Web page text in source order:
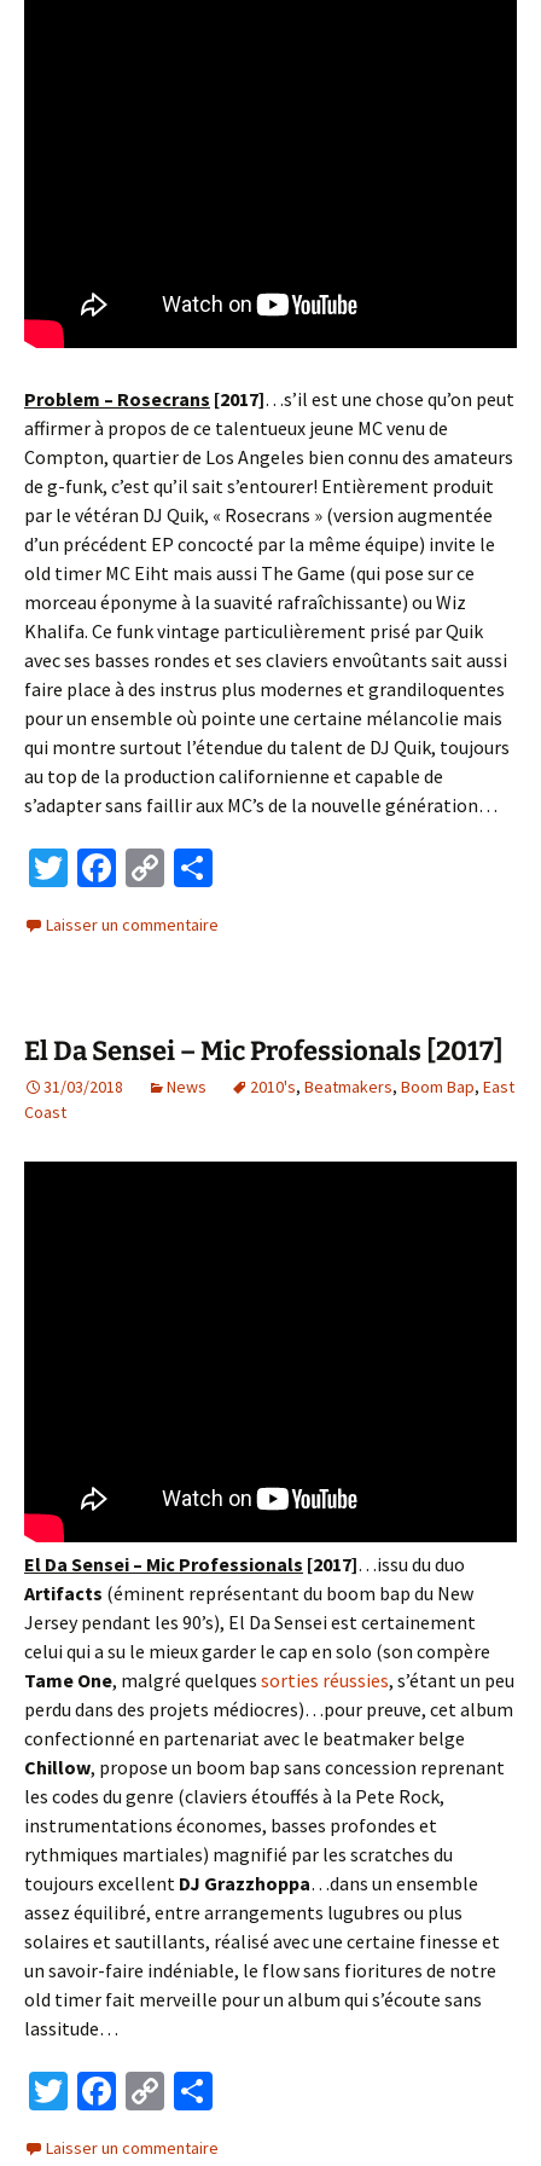
Problem – Rosecrans [2017]…s’il est une chose qu’on peut
affirmer à propos de ce talentueux jeune MC venu de
Compton, quartier de Los Angeles bien connu des amateurs
de g-funk, c’est qu’il sait s’entourer! Entièrement produit
par le vétéran DJ Quik, « Rosecrans » (version augmentée
d’un précédent EP concocté par la même équipe) invite le
old timer MC Eiht mais aussi The Game (qui pose sur ce
morceau éponyme à la suavité rafraîchissante) ou Wiz
Khalifa. Ce funk vintage particulièrement prisé par Quik
avec ses basses rondes et ses claviers envoûtants sait aussi
faire place à des instrus plus modernes et grandiloquentes
pour un ensemble où pointe une certaine mélancolie mais
qui montre surtout l’étendue du talent de DJ Quik, toujours
au top de la production californienne et capable de
s’adapter sans faillir aux MC’s de la nouvelle génération…
T
tt
Fa
b
k
C
p
n
k
ta
Laisser un commentaire
El Da Sensei – Mic Professionals [2017]
31/03/2018 News 2010's, Beatmakers, Boom Bap, East
Coast
El Da Sensei – Mic Professionals [2017]…issu du duo
Artifacts (éminent représentant du boom bap du New
Jersey pendant les 90’s), El Da Sensei est certainement
celui qui a su le mieux garder le cap en solo (son compère
Tame One, malgré quelques sorties réussies, s’étant un peu
perdu dans des projets médiocres)…pour preuve, cet album
confectionné en partenariat avec le beatmaker belge
Chillow, propose un boom bap sans concession reprenant
les codes du genre (claviers étouffés à la Pete Rock,
instrumentations économes, basses profondes et
rythmiques martiales) magnifié par les scratches du
toujours excellent DJ Grazzhoppa…dans un ensemble
assez équilibré, entre arrangements lugubres ou plus
solaires et sautillants, réalisé avec une certaine finesse et
un savoir-faire indéniable, le flow sans fioritures de notre
old timer fait merveille pour un album qui s’écoute sans
lassitude…
T
Fa C
Laisser un commentaire